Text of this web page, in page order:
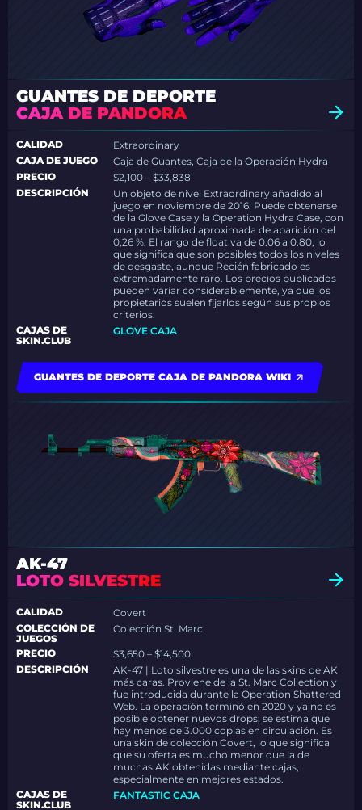
GUANTES DE DEPORTE
CAJA DE PANDORA
CALIDAD
Extraordinary
CAJA DE JUEGO
Caja de Guantes, Caja de la Operación Hydra
PRECIO
$2,100 – $33,838
DESCRIPCIÓN
Un objeto de nivel Extraordinary añadido al
juego en noviembre de 2016. Puede obtenerse
de la Glove Case y la Operation Hydra Case, con
una probabilidad aproximada de aparición del
0,26 %. El rango de float va de 0.06 a 0.80, lo
que significa que son posibles todos los niveles
de desgaste, aunque Recién fabricado es
extremadamente raro. Los precios publicados
pueden variar considerablemente, ya que los
propietarios suelen fijarlos según sus propios
criterios.
CAJAS DE
SKIN.CLUB
GLOVE CAJA
GUANTES DE DEPORTE CAJA DE PANDORA WIKI
AK-47
LOTO SILVESTRE
CALIDAD
Covert
COLECCIÓN DE
JUEGOS
Colección St. Marc
PRECIO
$3,650 – $14,500
DESCRIPCIÓN
AK-47 | Loto silvestre es una de las skins de AK
más caras. Proviene de la St. Marc Collection y
fue introducida durante la Operation Shattered
Web. La operación terminó en 2020 y ya no es
posible obtener nuevos drops; se estima que
hay menos de 3.000 copias en circulación. Es
una skin de colección Covert, lo que significa
que su oferta es mucho menor que la de
muchas AK obtenidas mediante cajas,
especialmente en mejores estados.
CAJAS DE
SKIN.CLUB
FANTASTIC CAJA